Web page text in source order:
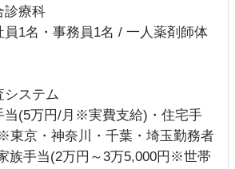
診療科
員1名・事務員1名 / 一人薬剤師体
システム
当(5万円/月※実費支給)・住宅手
東京・神奈川・千葉・埼玉勤務者
族手当(2万円～3万5,000円※世帯